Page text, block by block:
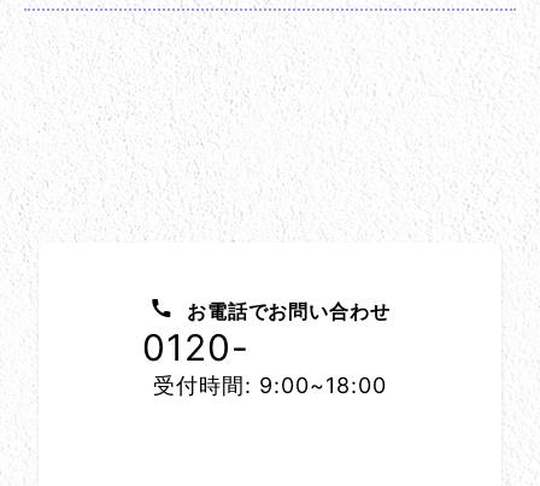
お電話でお問い合わせ
0120-
受付時間: 9:00~18:00